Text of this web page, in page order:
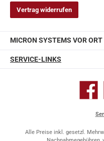
Vertrag widerrufen
MICRON SYSTEMS VOR ORT
SERVICE-LINKS
Facebook
Alle Preise inkl. gesetzl.